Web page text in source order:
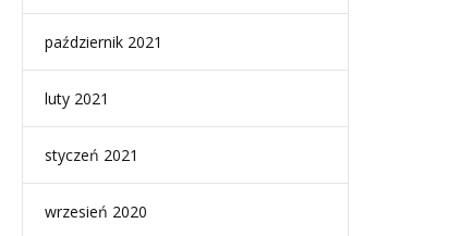
październik 2021
luty 2021
styczeń 2021
wrzesień 2020